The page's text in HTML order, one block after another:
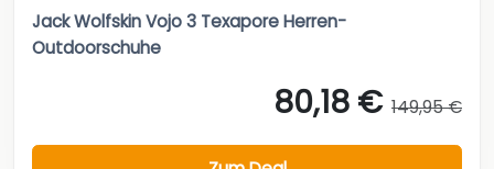
Jack Wolfskin Vojo 3 Texapore Herren-
Outdoorschuhe
80,18 € 149,95 €